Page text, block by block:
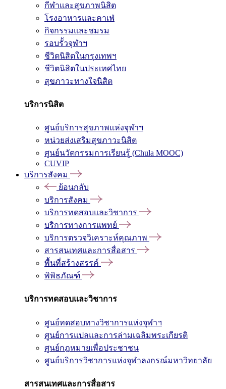
กีฬาและสุขภาพนิสิต
โรงอาหารและคาเฟ่
กิจกรรมและชมรม
รอบรั้วจุฬาฯ
ชีวิตนิสิตในกรุงเทพฯ
ชีวิตนิสิตในประเทศไทย
สุขภาวะทางใจนิสิต
บริการนิสิต
ศูนย์บริการสุขภาพแห่งจุฬาฯ
หน่วยส่งเสริมสุขภาวะนิสิต
ศูนย์นวัตกรรมการเรียนรู้ (Chula MOOC)
CUVIP
บริการสังคม
ย้อนกลับ
บริการสังคม
บริการทดสอบและวิชาการ
บริการทางการแพทย์
บริการตรวจวิเคราะห์คุณภาพ
สารสนเทศและการสื่อสาร
พื้นที่สร้างสรรค์
พิพิธภัณฑ์
บริการทดสอบและวิชาการ
ศูนย์ทดสอบทางวิชาการแห่งจุฬาฯ
ศูนย์การแปลและการล่ามเฉลิมพระเกียรติ
ศูนย์กฎหมายเพื่อประชาชน
ศูนย์บริการวิชาการแห่งจุฬาลงกรณ์มหาวิทยาลัย
สารสนเทศและการสื่อสาร